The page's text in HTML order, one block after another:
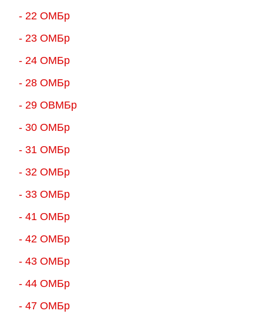
- 22 ОМБр
- 23 ОМБр
- 24 ОМБр
- 28 ОМБр
- 29 ОВМБр
- 30 ОМБр
- 31 ОМБр
- 32 ОМБр
- 33 ОМБр
- 41 ОМБр
- 42 ОМБр
- 43 ОМБр
- 44 ОМБр
- 47 ОМБр